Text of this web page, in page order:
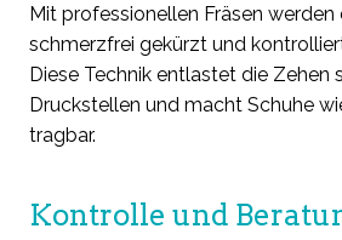
Mit professionellen Fräsen werden
schmerzfrei gekürzt und
Diese Technik entlastet die Zehen
Druckstellen und macht Schuhe
tragbar.
Kontrolle und